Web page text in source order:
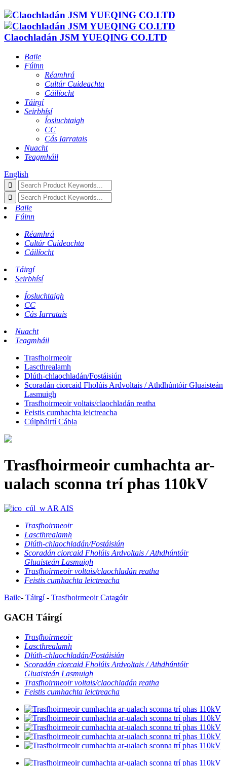
Claochladán JSM YUEQING CO.LTD
Baile
Fúinn
Réamhrá
Cultúr Cuideachta
Cáilíocht
Táirgí
Seirbhísí
Íosluchtaigh
CC
Cás Iarratais
Nuacht
Teagmháil
English
Baile
Fúinn
Réamhrá
Cultúr Cuideachta
Cáilíocht
Táirgí
Seirbhísí
Íosluchtaigh
CC
Cás Iarratais
Nuacht
Teagmháil
Trasfhoirmeoir
Lascthrealamh
Dlúth-chlaochladán/Fostáisiún
Scoradán ciorcaid Fholúis Ardvoltais / Athdhúntóir Gluaisteán
Lasmuigh
Trasfhoirmeoir voltais/claochladán reatha
Feistis cumhachta leictreacha
Cúlpháirtí Cábla
Trasfhoirmeoir cumhachta ar-
ualach sconna trí phas 110kV
AR AIS
Trasfhoirmeoir
Lascthrealamh
Dlúth-chlaochladán/Fostáisiún
Scoradán ciorcaid Fholúis Ardvoltais / Athdhúntóir
Gluaisteán Lasmuigh
Trasfhoirmeoir voltais/claochladán reatha
Feistis cumhachta leictreacha
Baile- Táirgí- Trasfhoirmeoir Catagóir
GACH Táirgí
Trasfhoirmeoir
Lascthrealamh
Dlúth-chlaochladán/Fostáisiún
Scoradán ciorcaid Fholúis Ardvoltais / Athdhúntóir
Gluaisteán Lasmuigh
Trasfhoirmeoir voltais/claochladán reatha
Feistis cumhachta leictreacha